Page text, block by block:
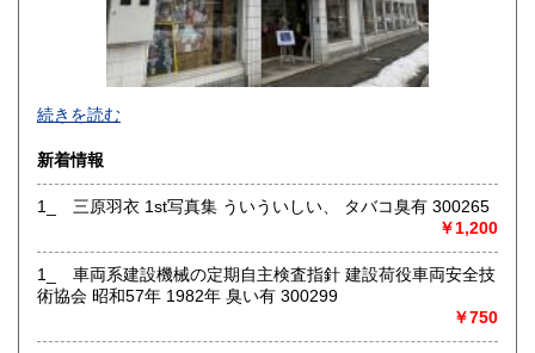
185円
続きを読む
新着情報
1_ 三原羽衣 1st写真集 ういういしい、 タバコ臭有 300265
￥1,200
1_ 車両系建設機械の定期自主検査指針 建設荷役車両安全技
術協会 昭和57年 1982年 臭い有 300299
￥750